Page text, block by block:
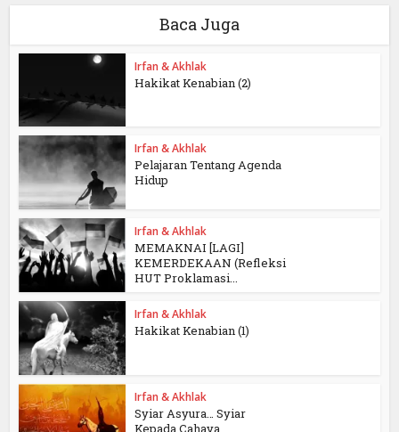
Baca Juga
Irfan & Akhlak
Hakikat Kenabian (2)
Irfan & Akhlak
Pelajaran Tentang Agenda
Hidup
Irfan & Akhlak
MEMAKNAI [LAGI]
KEMERDEKAAN (Refleksi
HUT Proklamasi...
Irfan & Akhlak
Hakikat Kenabian (1)
Irfan & Akhlak
Syiar Asyura… Syiar
Kepada Cahaya